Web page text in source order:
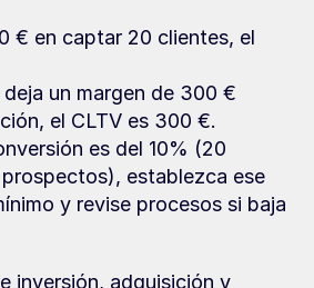
€ en captar 20 clientes, el
un margen de 300 €
el CLTV es 300 €.
es del 10% (20
establezca ese
y revise procesos si baja
inversión, adquisición y